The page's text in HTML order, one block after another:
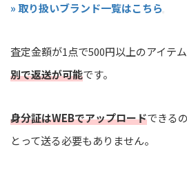
» 取り扱いブランド一覧はこちら
査定金額が1点で500円以上のアイテ
別で返送が可能です。
身分証はWEBでアップロードできる
とって送る必要もありません。